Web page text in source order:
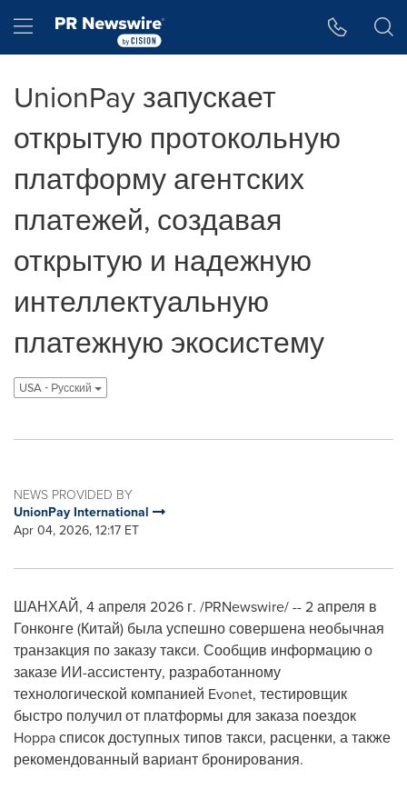
Hamburger menu
UnionPay запускает
открытую протокольную
платформу агентских
платежей, создавая
открытую и надежную
интеллектуальную
платежную экосистему
USA - Pусский
NEWS PROVIDED BY
UnionPay International
Apr 04, 2026, 12:17 ET
ШАНХАЙ, 4 апреля 2026 г. /PRNewswire/ -- 2 апреля в
Гонконге (Китай) была успешно совершена необычная
транзакция по заказу такси. Сообщив информацию о
заказе ИИ-ассистенту, разработанному
технологической компанией Evonet, тестировщик
быстро получил от платформы для заказа поездок
Hoppa список доступных типов такси, расценки, а также
рекомендованный вариант бронирования.